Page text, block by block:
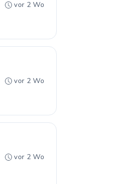
vor 2 Wo
vor 2 Wo
vor 2 Wo